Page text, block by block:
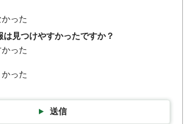
った
は見つけやすかったですか？
った
った
送信